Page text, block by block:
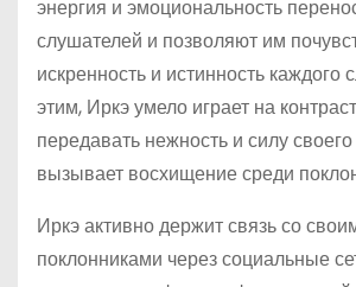
энергия и эмоциональность
слушателей и позволяют им
искренность и истинность каждого
этим, Иркэ умело играет на
передавать нежность и силу своего
вызывает восхищение среди
Иркэ активно держит связь со
поклонниками через социальные